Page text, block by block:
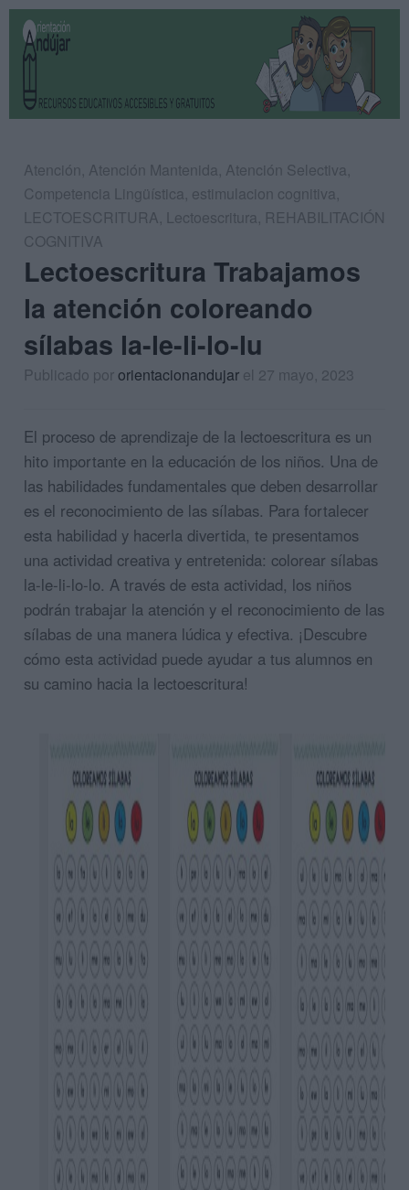
Atención, Atención Mantenida, Atención Selectiva,
Competencia Lingüística, estimulacion cognitiva,
LECTOESCRITURA, Lectoescritura, REHABILITACIÓN
COGNITIVA
Lectoescritura Trabajamos
la atención coloreando
sílabas la-le-li-lo-lu
Publicado pororientacionandujar el 27 mayo, 2023
El proceso de aprendizaje de la lectoescritura es un
hito importante en la educación de los niños. Una de
las habilidades fundamentales que deben desarrollar
es el reconocimiento de las sílabas. Para fortalecer
esta habilidad y hacerla divertida, te presentamos
una actividad creativa y entretenida: colorear sílabas
la-le-li-lo-lo. A través de esta actividad, los niños
podrán trabajar la atención y el reconocimiento de las
sílabas de una manera lúdica y efectiva. ¡Descubre
cómo esta actividad puede ayudar a tus alumnos en
su camino hacia la lectoescritura!